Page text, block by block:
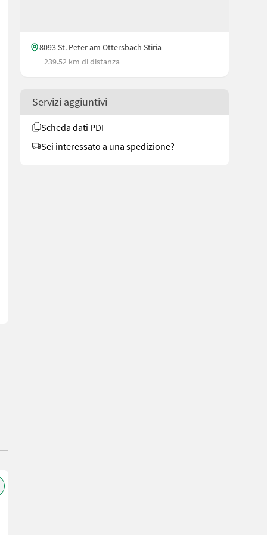
- Anzahl Hammer: 22 Stk. - Gewicht pro Hammer:
8093 St. Peter am Ottersbach Stiria
239.52 km di distanza
Servizi aggiuntivi
Scheda dati PDF
Sei interessato a una spedizione?